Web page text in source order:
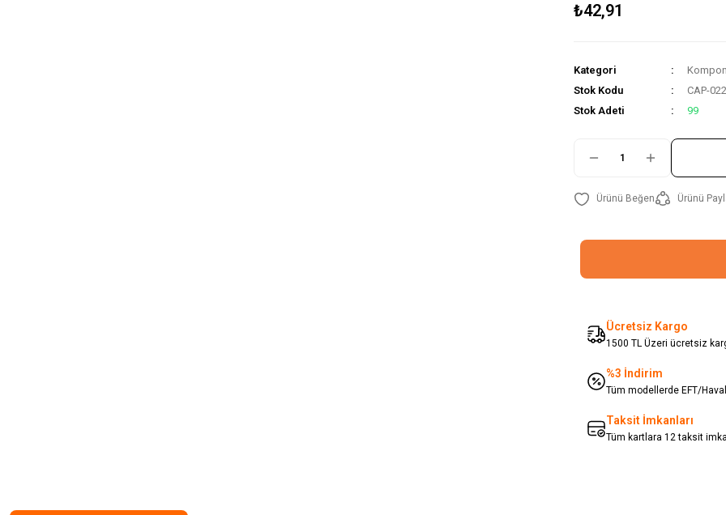
₺42,91
Kategori
Stok Kodu
CAP-
Stok Adeti
99
Ürünü
Ücretsiz Kargo
1500 TL Üzeri ücretsiz
%3 İndirim
Tüm modellerde EFT/
Taksit İmkanları
Tüm kartlara 12 taksit